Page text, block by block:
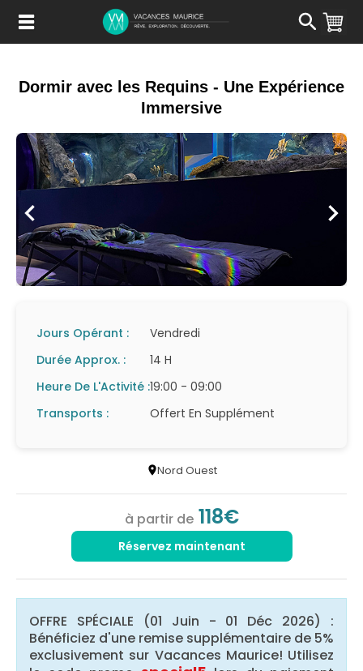
Contenu
Dormir avec les Requins - Une Expérience
Immersive
Jours Opérant :
Vendredi
Durée Approx. :
14 H
Heure De L'Activité :19:00 - 09:00
Transports :
Offert En Supplément
Nord Ouest
à partir de 118€
Réservez maintenant
OFFRE SPÉCIALE (01 Juin - 01 Déc 2026) :
Bénéficiez d'une remise supplémentaire de 5%
exclusivement sur Vacances Maurice! Utilisez